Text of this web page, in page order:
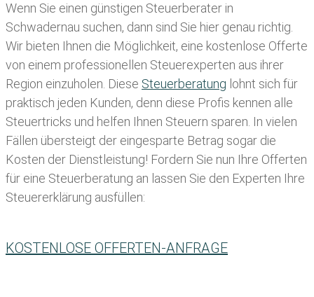
Wenn Sie einen günstigen Steuerberater in
Schwadernau suchen, dann sind Sie hier genau richtig.
Wir bieten Ihnen die Möglichkeit, eine kostenlose Offerte
von einem professionellen Steuerexperten aus ihrer
Region einzuholen. Diese Steuerberatung lohnt sich für
praktisch jeden Kunden, denn diese Profis kennen alle
Steuertricks und helfen Ihnen Steuern sparen. In vielen
Fällen übersteigt der eingesparte Betrag sogar die
Kosten der Dienstleistung! Fordern Sie nun Ihre Offerten
für eine Steuerberatung an lassen Sie den Experten Ihre
Steuererklärung ausfüllen:
KOSTENLOSE OFFERTEN-ANFRAGE